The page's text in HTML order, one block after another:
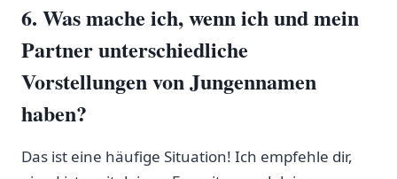
6. Was mache ⁢ich,⁢ wenn ⁢ich⁢ und mein
Partner ⁤unterschiedliche
Vorstellungen von Jungennamen​
haben?
Das ist eine häufige Situation! Ich empfehle dir,